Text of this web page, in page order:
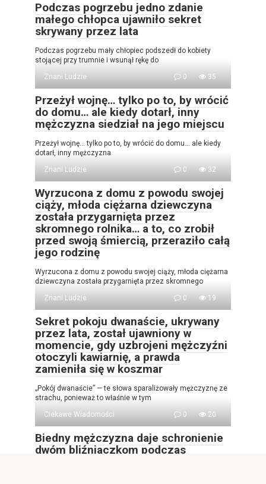
Podczas pogrzebu jedno zdanie
małego chłopca ujawniło sekret
skrywany przez lata
Podczas pogrzebu mały chłopiec podszedł do kobiety
stojącej przy trumnie i wsunął rękę do
Znani Ludzie
0 35
Przeżył wojnę… tylko po to, by wrócić
do domu… ale kiedy dotarł, inny
mężczyzna siedział na jego miejscu
Przeżył wojnę… tylko po to, by wrócić do domu… ale kiedy
dotarł, inny mężczyzna
Znani Ludzie
0 32
Wyrzucona z domu z powodu swojej
ciąży, młoda ciężarna dziewczyna
została przygarnięta przez
skromnego rolnika… a to, co zrobił
przed swoją śmiercią, przeraziło całą
jego rodzinę
Wyrzucona z domu z powodu swojej ciąży, młoda ciężarna
dziewczyna została przygarnięta przez skromnego
Znani Ludzie
0 19
Sekret pokoju dwanaście, ukrywany
przez lata, został ujawniony w
momencie, gdy uzbrojeni mężczyźni
otoczyli kawiarnię, a prawda
zamieniła się w koszmar
„Pokój dwanaście” — te słowa sparaliżowały mężczyznę ze
strachu, ponieważ to właśnie w tym
Ciekawe Wiadomości
0 20
Biedny mężczyzna daje schronienie
dwóm bliźniaczkom podczas